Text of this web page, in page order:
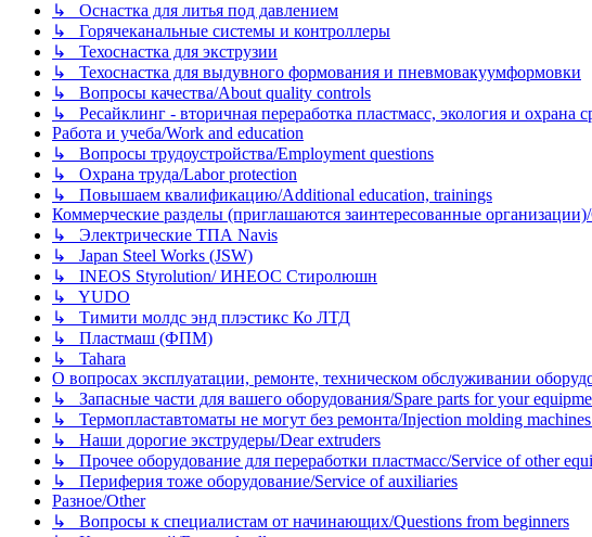
↳ Оснастка для литья под давлением
↳ Горячеканальные системы и контроллеры
↳ Техоснастка для экструзии
↳ Техоснастка для выдувного формования и пневмовакуумформовки
↳ Вопросы качества/About quality controls
↳ Ресайклинг - вторичная переработка пластмасс, экология и
Работа и учеба/Work and education
↳ Вопросы трудоустройства/Employment questions
↳ Охрана труда/Labor protection
↳ Повышаем квалификацию/Additional education, trainings
Коммерческие разделы (приглашаются заинтересованные
↳ Электрические ТПА Navis
↳ Japan Steel Works (JSW)
↳ INEOS Styrolution/ ИНЕОС Стиролюшн
↳ YUDO
↳ Тимити молдс энд плэстикс Ко ЛТД
↳ Пластмаш (ФПМ)
↳ Tahara
О вопросах эксплуатации, ремонте, техническом обслуживании
↳ Запасные части для вашего оборудования/Spare parts for your
↳ Термопластавтоматы не могут без ремонта/Injection molding
↳ Наши дорогие экструдеры/Dear extruders
↳ Прочее оборудование для переработки пластмасс/Service of other
↳ Периферия тоже оборудование/Service of auxiliaries
Разное/Other
↳ Вопросы к специалистам от начинающих/Questions from beginners